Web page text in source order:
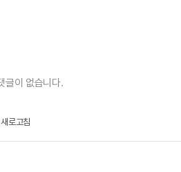
글이 없습니다.
로고침